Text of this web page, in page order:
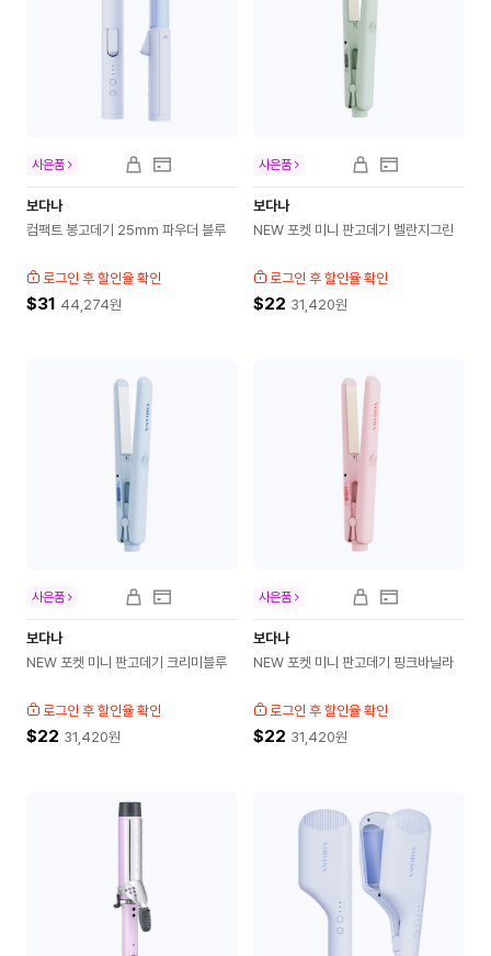
보다나
컴팩트 봉고데기 25mm 파우더 블루
로그인 후 할인율 확인
$31 44,274원
사은품
보다나
NEW 포켓 미니 판고데기 멜란지그린
로그인 후 할인율 확인
$22 31,420원
사은품
보다나
NEW 포켓 미니 판고데기 크리미블루
로그인 후 할인율 확인
$22 31,420원
사은품
보다나
NEW 포켓 미니 판고데기 핑크바닐라
로그인 후 할인율 확인
$22 31,420원
사은품